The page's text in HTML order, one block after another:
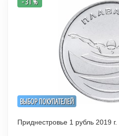
ВЫБОР ПОКУПАТЕЛЕЙ